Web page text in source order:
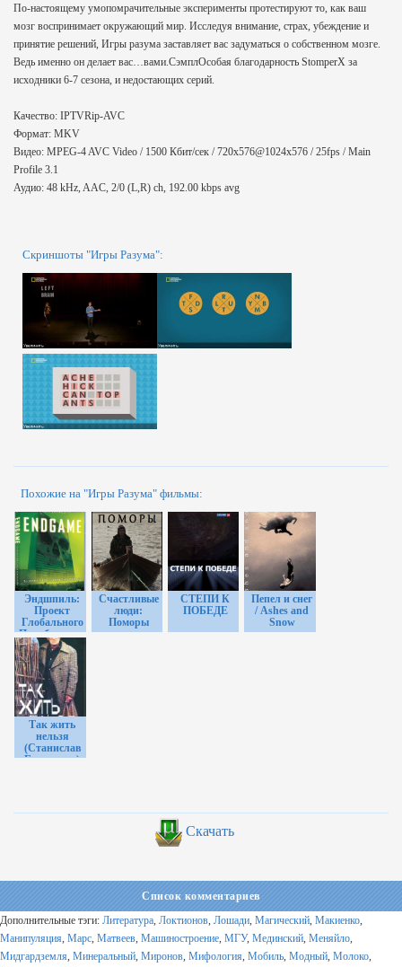
По-настоящему умопомрачительные эксперименты протестируют то, как ваш
мозг воспринимает окружающий мир. Исследуя внимание, страх, убеждение и
принятие решений, Игры разума заставляет вас задуматься о собственном мозге.
Ведь именно он делает вас…вами.СэмплОсобая благодарность StomperX за
исходники 6-7 сезона, и недостающих серий.
Качество: IPTVRip-AVC
Формат: MKV
Видео: MPEG-4 AVC Video / 1500 Кбит/сек / 720х576@1024х576 / 25fps / Main
Profile 3.1
Аудио: 48 kHz, AAC, 2/0 (L,R) ch, 192.00 kbps avg
Скриншоты "Игры Разума":
Похожие на "Игры Разума" фильмы:
Эндшпиль:
Проект
Глобального
Порабощения
(Alex Jones)
[2007 г.,
документальный
фильм,
MKV]
Счастливые
люди:
Поморы
СТЕПИ К
ПОБЕДЕ
Пепел и снег
/ Ashes and
Snow
Так жить
нельзя
(Станислав
Говорухин)
Скачать
Список комментариев
Дополнительные тэги: Литература, Локтионов, Лошади, Магический, Макиенко,
Манипуляция, Марс, Матвеев, Машиностроение, МГУ, Мединский, Меняйло,
Мидгардземля, Минеральный, Миронов, Мифология, Мобиль, Модный, Молоко,